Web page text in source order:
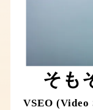
そも
VSEO